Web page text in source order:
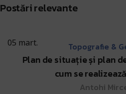
Postări relevante
05 mart. Topografie &
Plan de situație și plan
cum se
Antohi